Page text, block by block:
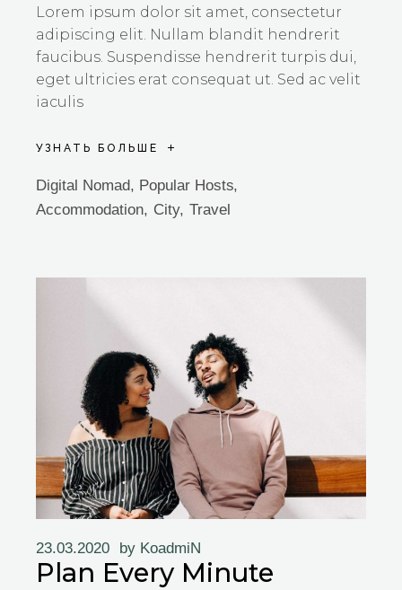
Lorem ipsum dolor sit amet, consectetur
adipiscing elit. Nullam blandit hendrerit
faucibus. Suspendisse hendrerit turpis dui,
eget ultricies erat consequat ut. Sed ac velit
iaculis
УЗНАТЬ БОЛЬШЕ
Digital Nomad, Popular Hosts
Accommodation
City Travel
23.03.2020 by KoadmiN
Plan Every Minute